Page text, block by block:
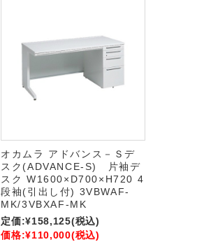
オカムラ アドバンス－Ｓデ
スク(ADVANCE-S) 片袖デ
スク W1600×D700×H720 4
段袖(引出し付) 3VBWAF-
MK/3VBXAF-MK
定価:¥158,125(税込)
価格:¥110,000(税込)